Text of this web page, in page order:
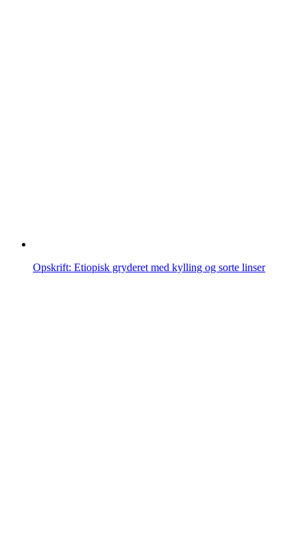
Opskrift: Etiopisk gryderet med kylling og sorte linser